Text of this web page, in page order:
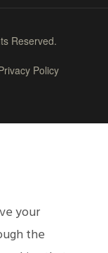
Reserved.
Policy
your
the